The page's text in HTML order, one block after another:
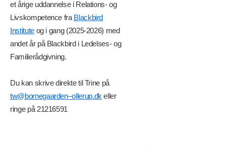
et årige uddannelse i Relations- og
Livskompetence fra Blackbird
Instituteog i gang (2025-2026) med
andet år på Blackbird i Ledelses- og
Familierådgivning.
Du kan skrive direkte til Trine på
tw@bornegaarden–ollerup.dk eller
ringe på 21216591